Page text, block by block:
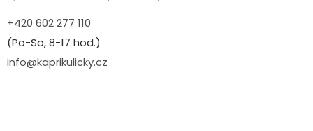
+420 602 277 110
(Po-So, 8-17 hod.)
info@kaprikulicky.cz